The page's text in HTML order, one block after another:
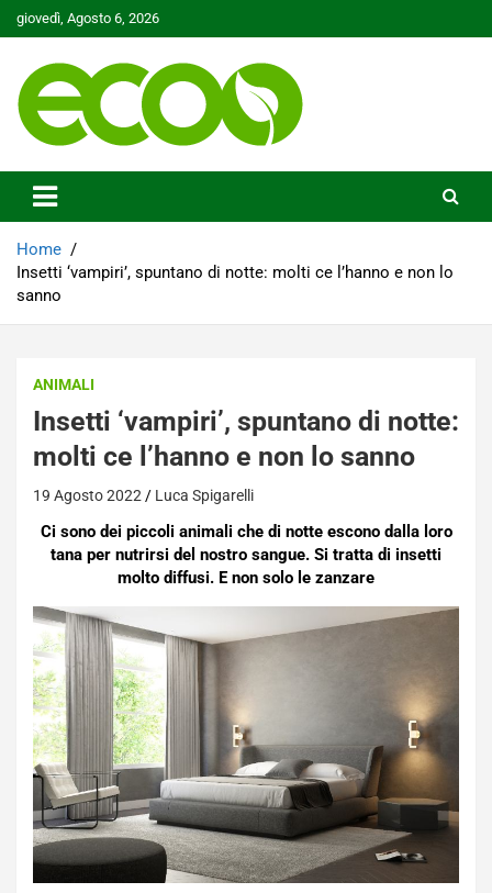
Skip
to
giovedì, Agosto 6, 2026
Ecoo.it
Home
Insetti ‘vampiri’, spuntano di notte: molti ce l’hanno e non lo
sanno
ANIMALI
Insetti ‘vampiri’, spuntano di notte:
molti ce l’hanno e non lo sanno
19 Agosto 2022 Luca Spigarelli
Ci sono dei piccoli animali che di notte escono dalla loro
tana per nutrirsi del nostro sangue. Si tratta di insetti
molto diffusi. E non solo le zanzare